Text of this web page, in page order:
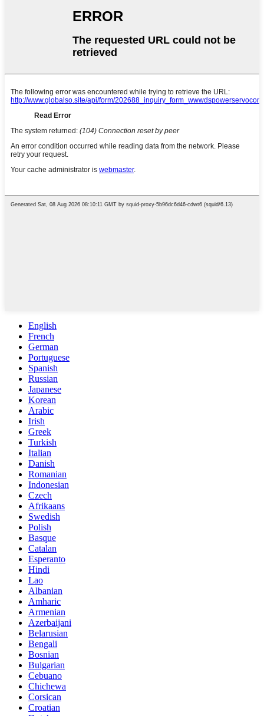
English
French
German
Portuguese
Spanish
Russian
Japanese
Korean
Arabic
Irish
Greek
Turkish
Italian
Danish
Romanian
Indonesian
Czech
Afrikaans
Swedish
Polish
Basque
Catalan
Esperanto
Hindi
Lao
Albanian
Amharic
Armenian
Azerbaijani
Belarusian
Bengali
Bosnian
Bulgarian
Cebuano
Chichewa
Corsican
Croatian